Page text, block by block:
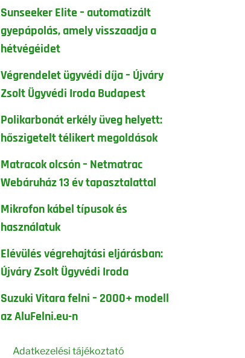
Sunseeker Elite – automatizált
gyepápolás, amely visszaadja a
hétvégéidet
Végrendelet ügyvédi díja – Újváry
Zsolt Ügyvédi Iroda Budapest
Polikarbonát erkély üveg helyett:
hőszigetelt télikert megoldások
Matracok olcsón – Netmatrac
Webáruház 13 év tapasztalattal
Mikrofon kábel típusok és
használatuk
Elévülés végrehajtási eljárásban:
Újváry Zsolt Ügyvédi Iroda
Suzuki Vitara felni – 2000+ modell
az AluFelni.eu-n
Adatkezelési tájékoztató